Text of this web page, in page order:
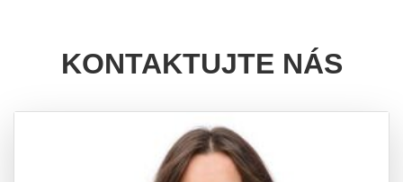
KONTAKTUJTE NÁS